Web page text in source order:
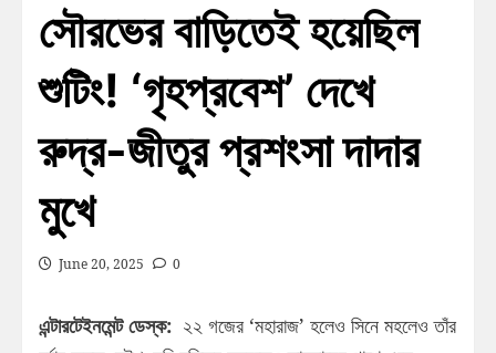
সৌরভের বাড়িতেই হয়েছিল
শুটিং! ‘গৃহপ্রবেশ’ দেখে
রুদ্র-জীতুর প্রশংসা দাদার
মুখে
June 20, 2025 0
এন্টারটেইনমেন্ট ডেস্ক: ২২ গজের ‘মহারাজ’ হলেও সিনে মহলেও তাঁর